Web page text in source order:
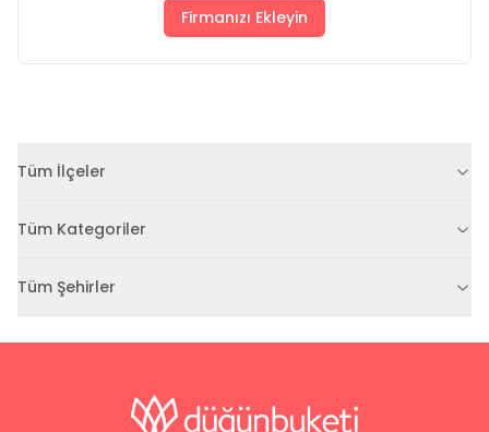
Firmanızı Ekleyin
Tüm İlçeler
Tüm Kategoriler
Tüm Şehirler